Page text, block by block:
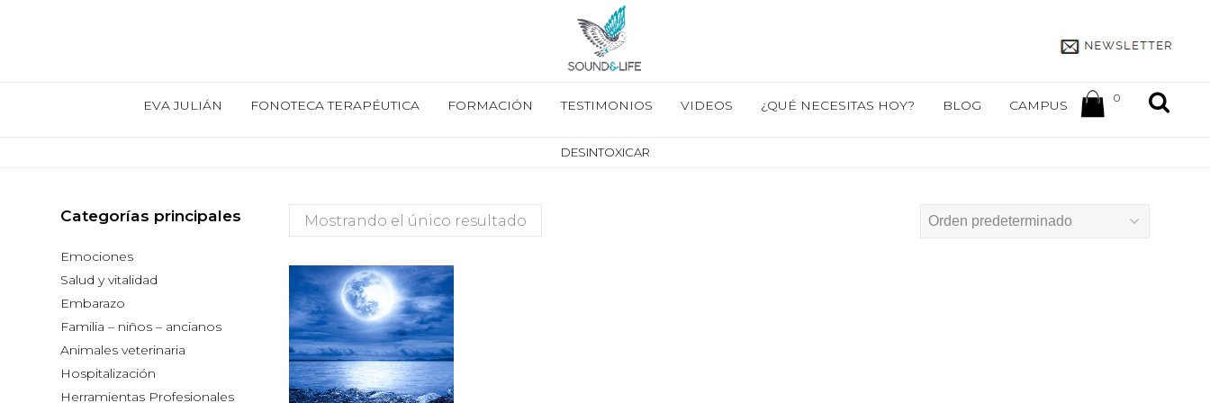
EVA JULIÁN FONOTECA TERAPÉUTICA FORMACIÓN TESTIMONIOS VIDEOS ¿QUÉ NECESITAS HOY? BLOG CAMPUS
DESINTOXICAR
Mostrando el único resultado
Categorías principales
Emociones
Salud y vitalidad
Embarazo
Familia – niños – ancianos
Animales veterinaria
Hospitalización
Herramientas Profesionales
0